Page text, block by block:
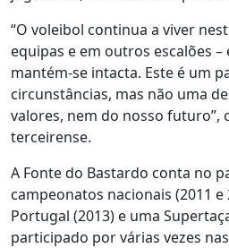
“O voleibol continua a viver
equipas e em outros escalões –
mantém-se intacta. Este é um
circunstâncias, mas não uma
valores, nem do nosso futuro”,
terceirense.
A Fonte do Bastardo conta no
campeonatos nacionais (2011 e
Portugal (2013) e uma
participado por várias vezes